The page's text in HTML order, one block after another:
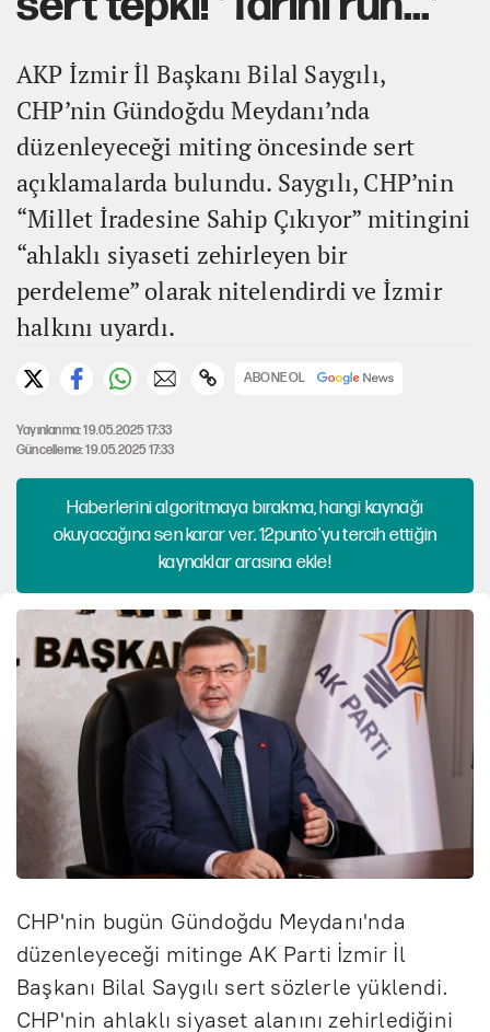
AKP İzmir İl Başkanı Bilal Saygılı,
CHP’nin Gündoğdu Meydanı’nda
düzenleyeceği miting öncesinde sert
açıklamalarda bulundu. Saygılı, CHP’nin
“Millet İradesine Sahip Çıkıyor” mitingini
“ahlaklı siyaseti zehirleyen bir
perdeleme” olarak nitelendirdi ve İzmir
halkını uyardı.
ABONE OL
Yayınlanma: 19.05.2025 17:33
Güncelleme: 19.05.2025 17:33
Haberlerini algoritmaya bırakma, hangi kaynağı
okuyacağına sen karar ver. 12punto'yu tercih ettiğin
kaynaklar arasına ekle!
CHP'nin bugün Gündoğdu Meydanı'nda
düzenleyeceği mitinge AK Parti İzmir İl
Başkanı Bilal Saygılı sert sözlerle yüklendi.
CHP'nin ahlaklı siyaset alanını zehirlediğini